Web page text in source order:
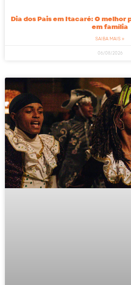
Dia dos Pais em Itacaré: O melhor
em família
SAIBA MAIS »
06/08/2026